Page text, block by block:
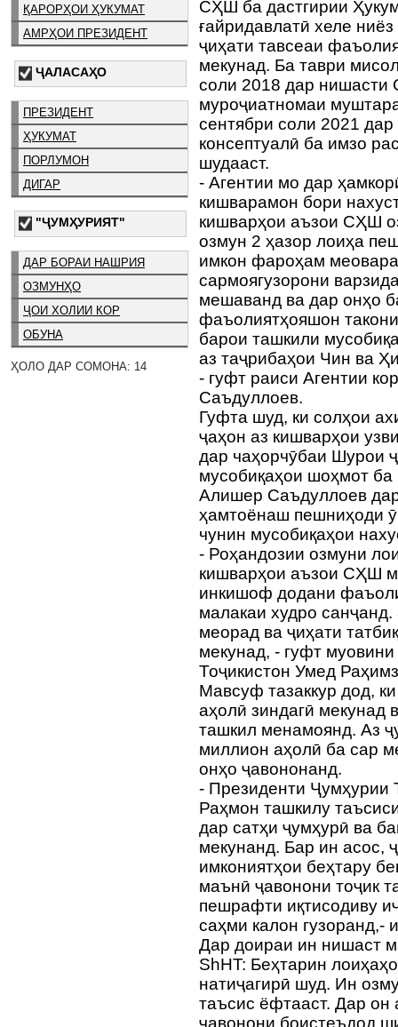
ҚАРОРҲОИ ҲУКУМАТ
АМРҲОИ ПРЕЗИДЕНТ
ҶАЛАСАҲО
ПРЕЗИДЕНТ
ҲУКУМАТ
ПОРЛУМОН
ДИГАР
"ҶУМҲУРИЯТ"
ДАР БОРАИ НАШРИЯ
ОЗМУНҲО
ҶОИ ХОЛИИ КОР
ОБУНА
ҲОЛО ДАР СОМОНА: 14
СҲШ ба дастгирии
ғайридавлатӣ хеле
ҷиҳати тавсеаи
мекунад. Ба таври
соли 2018 дар нишасти
муроҷиатномаи
сентябри соли 2021
консептуалӣ ба имзо
шудааст.
- Агентии мо дар
кишварамон бори
кишварҳои аъзои СҲШ
озмун 2 ҳазор лоиҳа
имкон фароҳам
сармоягузорони
мешаванд ва дар онҳо
фаъолиятҳояшон
барои ташкили
аз таҷрибаҳои Чин ва
- гуфт раиси Агентии
Саъдуллоев.
Гуфта шуд, ки солҳои
ҷаҳон аз кишварҳои
дар чаҳорчӯбаи Шурои
мусобиқаҳои шоҳмот
Алишер Саъдуллоев
ҳамтоёнаш пешниҳоди
чунин мусобиқаҳои
- Роҳандозии озмуни
кишварҳои аъзои СҲШ
инкишоф додани
малакаи худро
меорад ва ҷиҳати
мекунад, - гуфт
Тоҷикистон Умед
Мавсуф тазаккур дод,
аҳолӣ зиндагӣ мекунад
ташкил менамоянд. Аз
миллион аҳолӣ ба сар
онҳо ҷавононанд.
- Президенти Ҷумҳурии
Раҳмон ташкилу
дар сатҳи ҷумҳурӣ ва
мекунанд. Бар ин асос,
имкониятҳои беҳтару
маънӣ ҷавонони тоҷик
пешрафти иқтисодиву
саҳми калон гузоранд,-
Дар доираи ин нишаст
ShHT: Беҳтарин
натиҷагирӣ шуд. Ин
таъсис ёфтааст. Дар
ҷавонони боистеъдод